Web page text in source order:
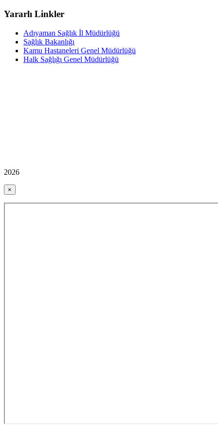
Yararlı Linkler
Adıyaman Sağlık İl Müdürlüğü
Sağlık Bakanlığı
Kamu Hastaneleri Genel Müdürlüğü
Halk Sağlığı Genel Müdürlüğü
2026
×